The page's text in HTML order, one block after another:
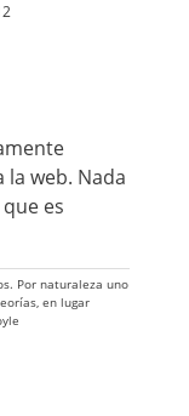
web. Nada
es
Por naturaleza uno
en lugar